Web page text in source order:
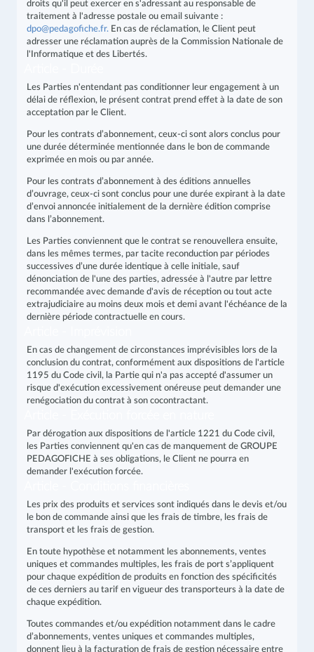
droits qu'il peut exercer en s'adressant au responsable de
traitement à l'adresse postale ou email suivante :
dpo@pedagofiche.fr. En cas de réclamation, le Client peut
adresser une réclamation auprès de la Commission Nationale de
l'Informatique et des Libertés.
Les Parties n'entendant pas conditionner leur engagement à un
délai de réflexion, le présent contrat prend effet à la date de son
acceptation par le Client.
Pour les contrats d’abonnement, ceux-ci sont alors conclus pour
une durée déterminée mentionnée dans le bon de commande
exprimée en mois ou par année.
Pour les contrats d’abonnement à des éditions annuelles
d’ouvrage, ceux-ci sont conclus pour une durée expirant à la date
d’envoi annoncée initialement de la dernière édition comprise
dans l’abonnement.
Les Parties conviennent que le contrat se renouvellera ensuite,
dans les mêmes termes, par tacite reconduction par périodes
successives d’une durée identique à celle initiale, sauf
dénonciation de l'une des parties, adressée à l'autre par lettre
recommandée avec demande d'avis de réception ou tout acte
extrajudiciaire au moins deux mois et demi avant l'échéance de la
dernière période contractuelle en cours.
En cas de changement de circonstances imprévisibles lors de la
conclusion du contrat, conformément aux dispositions de l'article
1195 du Code civil, la Partie qui n'a pas accepté d'assumer un
risque d'exécution excessivement onéreuse peut demander une
renégociation du contrat à son cocontractant.
Par dérogation aux dispositions de l'article 1221 du Code civil,
les Parties conviennent qu'en cas de manquement de GROUPE
PEDAGOFICHE à ses obligations, le Client ne pourra en
demander l'exécution forcée.
Les prix des produits et services sont indiqués dans le devis et/ou
le bon de commande ainsi que les frais de timbre, les frais de
transport et les frais de gestion.
En toute hypothèse et notamment les abonnements, ventes
uniques et commandes multiples, les frais de port s’appliquent
pour chaque expédition de produits en fonction des spécificités
de ces derniers au tarif en vigueur des transporteurs à la date de
chaque expédition.
Toutes commandes et/ou expédition notamment dans le cadre
d’abonnements, ventes uniques et commandes multiples,
donnent lieu à la facturation de frais de gestion nécessaire entre